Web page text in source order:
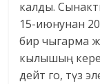
калды.
15-июнунан
бир чыгарма
кылышың
дейт го, түз